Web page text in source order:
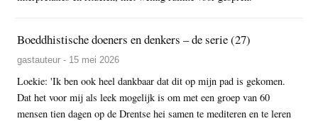
Boeddhistische doeners en denkers – de serie (27)
gastauteur - 15 mei 2026
Loekie: 'Ik ben ook heel dankbaar dat dit op mijn pad is gekomen.
Dat het voor mij als leek mogelijk is om met een groep van 60
mensen tien dagen op de Drentse hei samen te mediteren en te leren